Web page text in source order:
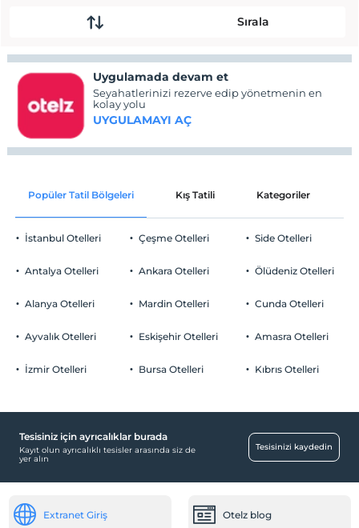
Sırala
Uygulamada devam et
Seyahatlerinizi rezerve edip yönetmenin en
kolay yolu
UYGULAMAYI AÇ
Popüler Tatil Bölgeleri Kış Tatili Kategoriler
İstanbul Otelleri
Antalya Otelleri
Alanya Otelleri
Ayvalık Otelleri
İzmir Otelleri
Çeşme Otelleri
Ankara Otelleri
Mardin Otelleri
Eskişehir Otelleri
Bursa Otelleri
Side Otelleri
Ölüdeniz Otelleri
Cunda Otelleri
Amasra Otelleri
Kıbrıs Otelleri
Tesisiniz için ayrıcalıklar burada
Kayıt olun ayrıcalıklı tesisler arasında siz de
yer alın
Tesisinizi kaydedin
Extranet Giriş Otelz blog